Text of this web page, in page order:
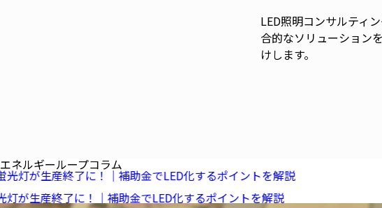
LED照明コンサルティ
合的なソリューション
けします。
エネルギーループコラム